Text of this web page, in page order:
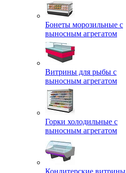
Бонеты морозильные с
выносным агрегатом
Витрины для рыбы с
выносным агрегатом
Горки холодильные с
выносным агрегатом
Кондитерские витрины